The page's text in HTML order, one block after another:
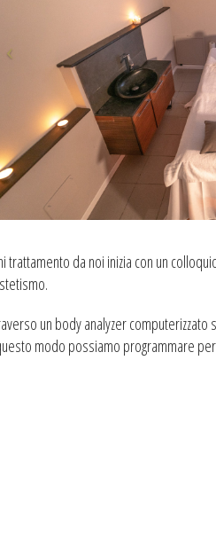
trattamento da noi inizia con un
un body analyzer
modo possiamo programmare